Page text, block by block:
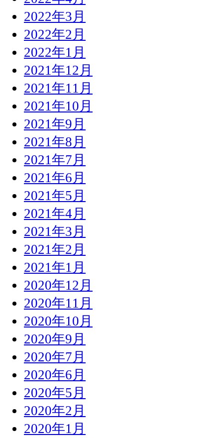
2022年3月
2022年2月
2022年1月
2021年12月
2021年11月
2021年10月
2021年9月
2021年8月
2021年7月
2021年6月
2021年5月
2021年4月
2021年3月
2021年2月
2021年1月
2020年12月
2020年11月
2020年10月
2020年9月
2020年7月
2020年6月
2020年5月
2020年2月
2020年1月